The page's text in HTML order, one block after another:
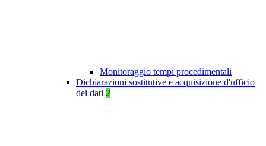
Monitoraggio tempi procedimentali
Dichiarazioni sostitutive e acquisizione d'ufficio
dei dati 2